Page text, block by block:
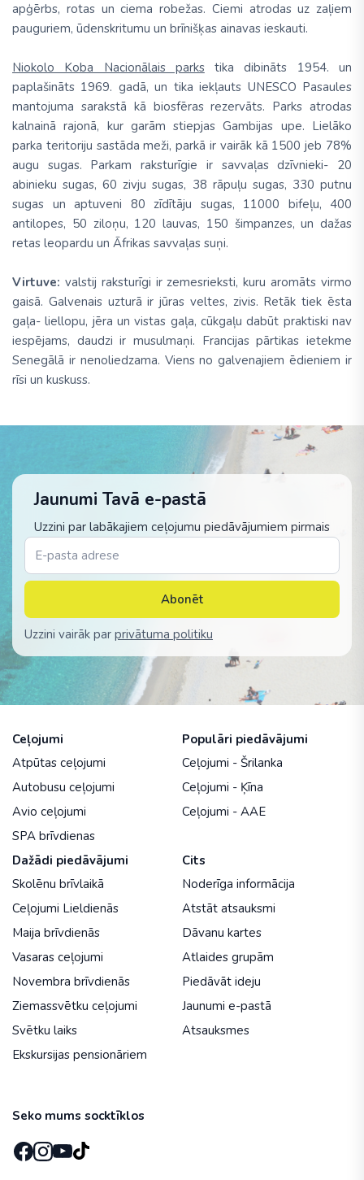
apģērbs, rotas un ciema robežas. Ciemi atrodas uz zaļiem
pauguriem, ūdenskritumu un brīnišķas ainavas ieskauti.
Niokolo Koba Nacionālais parkstika dibināts 1954. un
paplašināts 1969. gadā, un tika iekļauts UNESCO Pasaules
mantojuma sarakstā kā biosfēras rezervāts. Parks atrodas
kalnainā rajonā, kur garām stiepjas Gambijas upe. Lielāko
parka teritoriju sastāda meži, parkā ir vairāk kā 1500 jeb 78%
augu sugas. Parkam raksturīgie ir savvaļas dzīvnieki- 20
abinieku sugas, 60 zivju sugas, 38 rāpuļu sugas, 330 putnu
sugas un aptuveni 80 zīdītāju sugas, 11000 bifeļu, 400
antilopes, 50 ziloņu, 120 lauvas, 150 šimpanzes, un dažas
retas leopardu un Āfrikas savvaļas suņi.
Virtuve: valstij raksturīgi ir zemesrieksti, kuru aromāts virmo
gaisā. Galvenais uzturā ir jūras veltes, zivis. Retāk tiek ēsta
gaļa- liellopu, jēra un vistas gaļa, cūkgaļu dabūt praktiski nav
iespējams, daudzi ir musulmaņi. Francijas pārtikas ietekme
Senegālā ir nenoliedzama. Viens no galvenajiem ēdieniem ir
rīsi un kuskuss.
Jaunumi Tavā e-pastā
Uzzini par labākajiem ceļojumu piedāvājumiem pirmais
Abonēt
Uzzini vairāk par privātuma politiku
Ceļojumi
Atpūtas ceļojumi
Autobusu ceļojumi
Avio ceļojumi
SPA brīvdienas
Populāri piedāvājumi
Ceļojumi - Šrilanka
Ceļojumi - Ķīna
Ceļojumi - AAE
Dažādi piedāvājumi
Skolēnu brīvlaikā
Ceļojumi Lieldienās
Maija brīvdienās
Vasaras ceļojumi
Novembra brīvdienās
Ziemassvētku ceļojumi
Svētku laiks
Ekskursijas pensionāriem
Cits
Noderīga informācija
Atstāt atsauksmi
Dāvanu kartes
Atlaides grupām
Piedāvāt ideju
Jaunumi e-pastā
Atsauksmes
Seko mums socktīklos